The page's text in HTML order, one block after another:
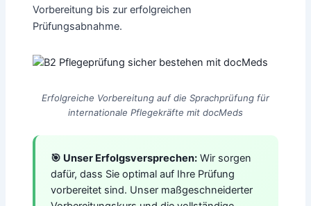
Vorbereitung bis zur erfolgreichen
Prüfungsabnahme.
Erfolgreiche Vorbereitung auf die Sprachprüfung für
internationale Pflegekräfte mit docMeds
🎯 Unser Erfolgsversprechen: Wir sorgen
dafür, dass Sie optimal auf Ihre Prüfung
vorbereitet sind. Unser maßgeschneiderter